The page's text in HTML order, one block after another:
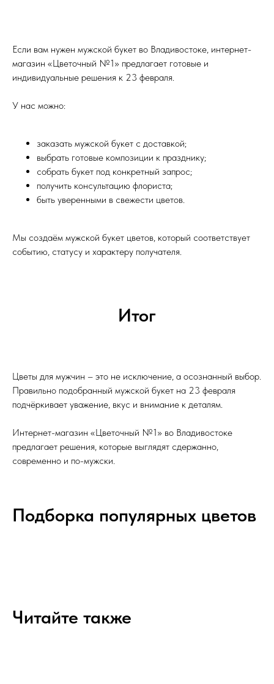
Если вам нужен мужской букет во Владивостоке, интернет-
магазин «Цветочный №1» предлагает готовые и
индивидуальные решения к 23 февраля.
У нас можно:
заказать мужской букет с доставкой;
выбрать готовые композиции к празднику;
собрать букет под конкретный запрос;
получить консультацию флориста;
быть уверенными в свежести цветов.
Мы создаём мужской букет цветов, который соответствует
событию, статусу и характеру получателя.
Итог
Цветы для мужчин – это не исключение, а осознанный выбор.
Правильно подобранный мужской букет на 23 февраля
подчёркивает уважение, вкус и внимание к деталям.
Интернет-магазин «Цветочный №1» во Владивостоке
предлагает решения, которые выглядят сдержанно,
современно и по-мужски.
Подборка популярных цветов
Читайте также